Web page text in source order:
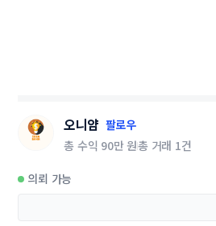
오니얌 팔로우
총 수익 90만 원총 거래 1건
의뢰 가능